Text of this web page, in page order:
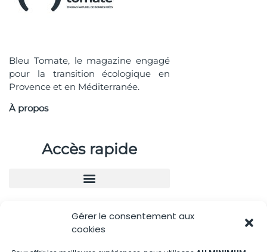
Gérer le consentement aux
cookies
Bleu Tomate, le magazine engagé
pour la transition écologique en
Provence et en Méditerranée.
À propos
Accès rapide
Nous contacter